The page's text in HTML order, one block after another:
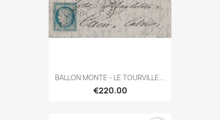
BALLON MONTE - LE TOURVILLE...
€220.00